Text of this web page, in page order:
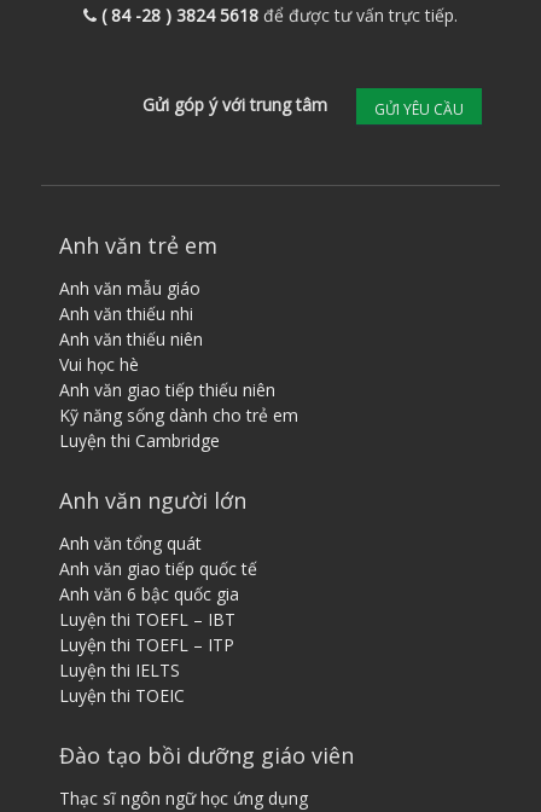
( 84 -28 ) 3824 5618để được tư vấn trực tiếp.
Gửi góp ý với trung tâm GỬI YÊU CẦU
Anh văn trẻ em
Anh văn mẫu giáo
Anh văn thiếu nhi
Anh văn thiếu niên
Vui học hè
Anh văn giao tiếp thiếu niên
Kỹ năng sống dành cho trẻ em
Luyện thi Cambridge
Anh văn người lớn
Anh văn tổng quát
Anh văn giao tiếp quốc tế
Anh văn 6 bậc quốc gia
Luyện thi TOEFL – IBT
Luyện thi TOEFL – ITP
Luyện thi IELTS
Luyện thi TOEIC
Đào tạo bồi dưỡng giáo viên
Thạc sĩ ngôn ngữ học ứng dụng